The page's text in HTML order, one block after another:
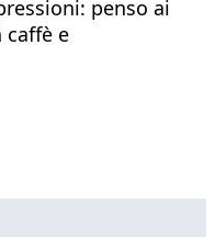
penso ai
caffè e